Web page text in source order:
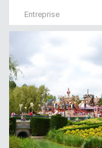
Entreprise